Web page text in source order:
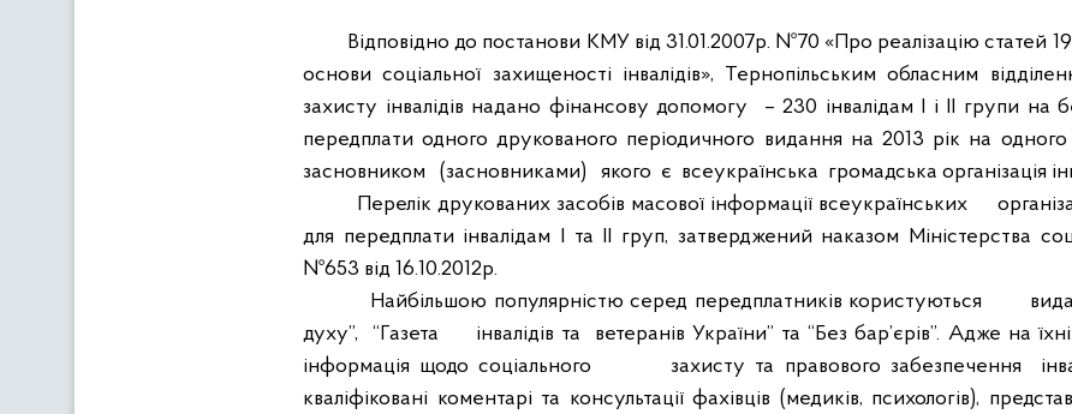
Відповідно до постанови КМУ від 31.01.2007р. №70 «Про реалізацію статей
основи соціальної захищеності інвалідів», Тернопільським обласним
захисту інвалідів надано фінансову допомогу
– 230 інвалідам І і ІІ групи на
передплати одного друкованого періодичного видання на 2013 рік на одного
засновником
(засновниками) якого є всеукраїнська громадська організація
Перелік друкованих засобів масової інформації всеукраїнських
для передплати інвалідам І та ІІ груп, затверджений наказом Міністерства
№653 від 16.10.2012р.
Найбільшою популярністю серед передплатників користуються
духу”,
“Газета інвалідів та ветеранів України” та “Без бар’єрів”. Адже на
інформація щодо соціального
захисту та правового забезпечення
кваліфіковані коментарі та консультації фахівців (медиків, психологів),